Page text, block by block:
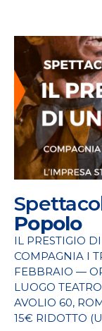
Popolo
IL PRESTIGIO
COMPAGNIA I
FEBBRAIO —
LUOGO
AVOLIO 60,
15€ RIDOTTO